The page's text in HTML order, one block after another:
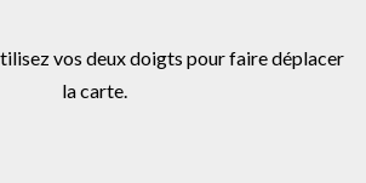
vos deux doigts pour faire déplacer
la carte.